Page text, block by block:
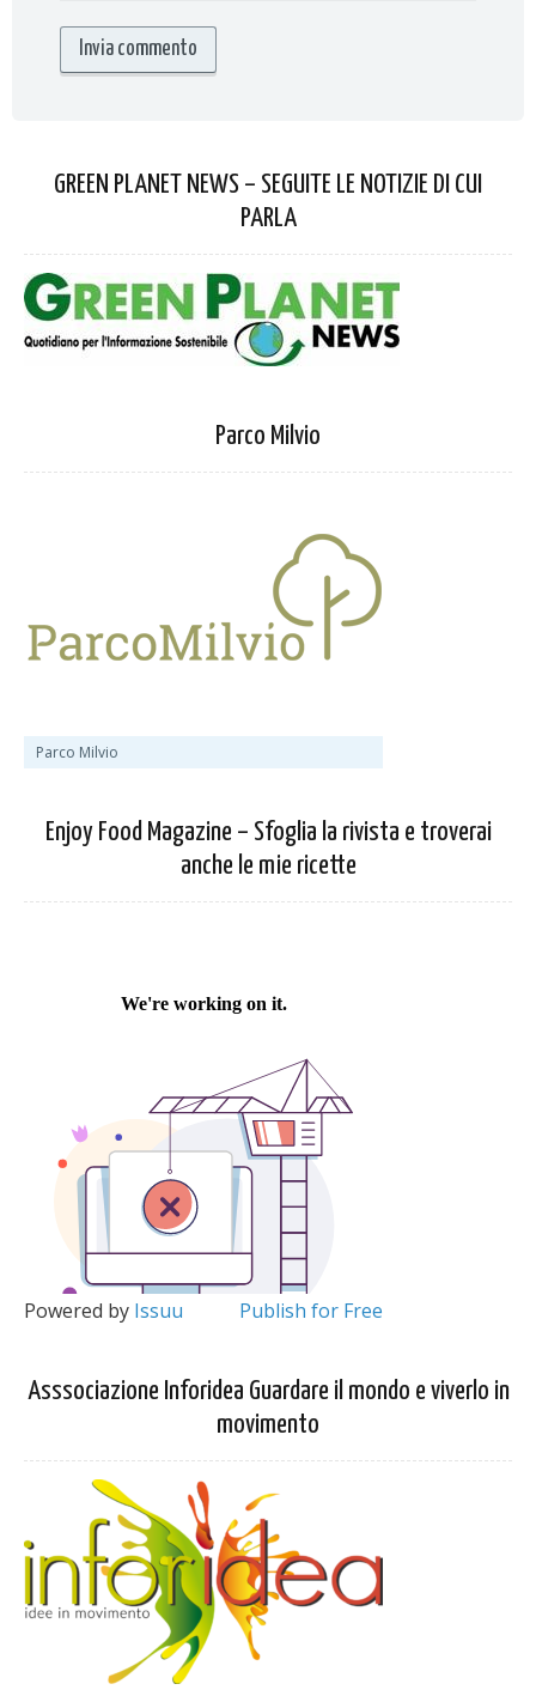
GREEN PLANET NEWS – SEGUITE LE NOTIZIE DI CUI
PARLA
Parco Milvio
Parco Milvio
Enjoy Food Magazine – Sfoglia la rivista e troverai
anche le mie ricette
Powered by Issuu Publish for Free
Asssociazione Inforidea Guardare il mondo e viverlo in
movimento